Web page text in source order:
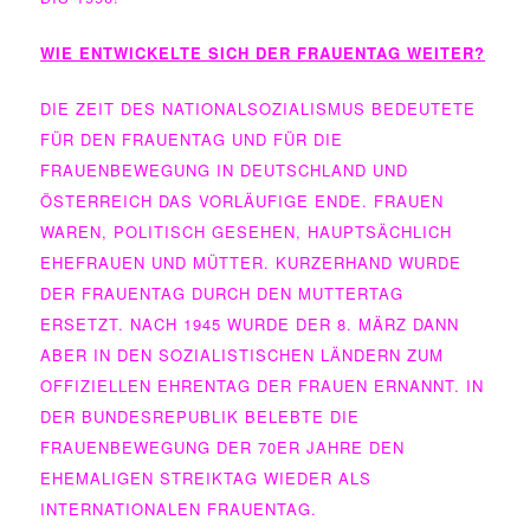
WIE ENTWICKELTE SICH DER FRAUENTAG WEITER?
DIE ZEIT DES NATIONALSOZIALISMUS BEDEUTETE
FÜR DEN FRAUENTAG UND FÜR DIE
FRAUENBEWEGUNG IN DEUTSCHLAND UND
ÖSTERREICH DAS VORLÄUFIGE ENDE. FRAUEN
WAREN, POLITISCH GESEHEN, HAUPTSÄCHLICH
EHEFRAUEN UND MÜTTER. KURZERHAND WURDE
DER FRAUENTAG DURCH DEN MUTTERTAG
ERSETZT. NACH 1945 WURDE DER 8. MÄRZ DANN
ABER IN DEN SOZIALISTISCHEN LÄNDERN ZUM
OFFIZIELLEN EHRENTAG DER FRAUEN ERNANNT. IN
DER BUNDESREPUBLIK BELEBTE DIE
FRAUENBEWEGUNG DER 70ER JAHRE DEN
EHEMALIGEN STREIKTAG WIEDER ALS
INTERNATIONALEN FRAUENTAG.